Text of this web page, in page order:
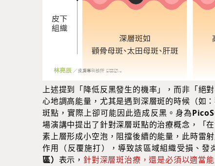
上述提到「降低反黑發生的機率」，而非「絕
心地調高能量，尤其是遇到深層斑的時候（如
斑點，實際上卻可能因此造成反黑。身為
場演講中提出了針對深層斑點的治療概念，「
素上層形成小空泡，阻擋後續的能量，此時雷
作用（反覆施打），導致該區域組織受損、發
區） 表示， 針對深層斑治療，還是必須以適當